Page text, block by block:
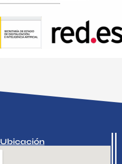
Ubicación